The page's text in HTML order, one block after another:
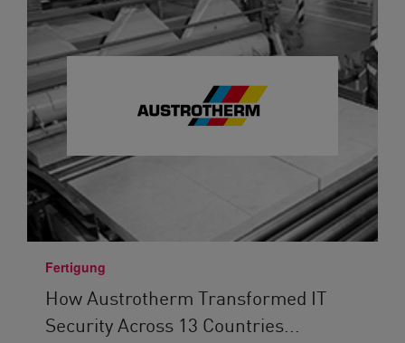
Fertigung
How Austrotherm Transformed IT
Security Across 13 Countries...